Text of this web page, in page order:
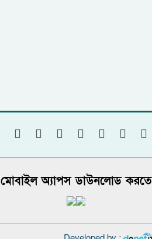
মোবাইল অ্যাপস ডাউনলোড করতে